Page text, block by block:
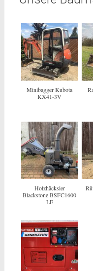
Minibagger Kubota
KX41-3V
Holzhäcksler
Blackstone BSFC1600
LE